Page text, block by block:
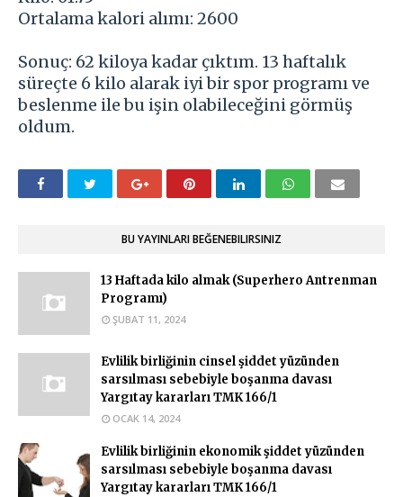
Ortalama kalori alımı: 2600
Sonuç: 62 kiloya kadar çıktım. 13 haftalık
süreçte 6 kilo alarak iyi bir spor programı ve
beslenme ile bu işin olabileceğini görmüş
oldum.
BU YAYINLARI BEĞENEBILIRSINIZ
13 Haftada kilo almak (Superhero Antrenman
Programı)
ŞUBAT 11, 2024
Evlilik birliğinin cinsel şiddet yüzünden
sarsılması sebebiyle boşanma davası
Yargıtay kararları TMK 166/1
OCAK 14, 2024
Evlilik birliğinin ekonomik şiddet yüzünden
sarsılması sebebiyle boşanma davası
Yargıtay kararları TMK 166/1